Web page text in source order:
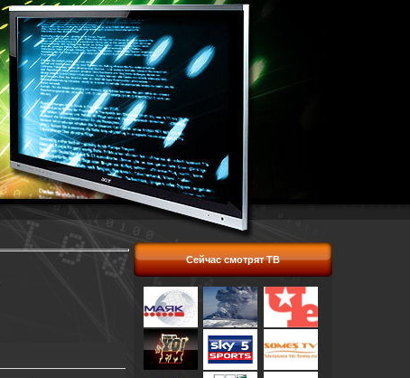
Сейчас смотрят ТВ